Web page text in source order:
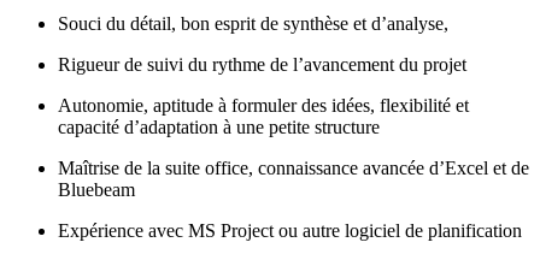
Souci du détail, bon esprit de synthèse et d’analyse,
Rigueur de suivi du rythme de l’avancement du projet
Autonomie, aptitude à formuler des idées, flexibilité et
capacité d’adaptation à une petite structure
Maîtrise de la suite office, connaissance avancée d’Excel et de
Bluebeam
Expérience avec MS Project ou autre logiciel de planification